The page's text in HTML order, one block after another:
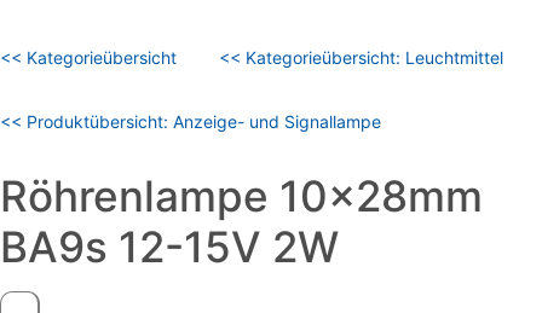
<< Kategorieübersicht << Kategorieübersicht: Leuchtmittel
<< Produktübersicht: Anzeige- und Signallampe
Röhrenlampe 10x28mm
BA9s 12-15V 2W